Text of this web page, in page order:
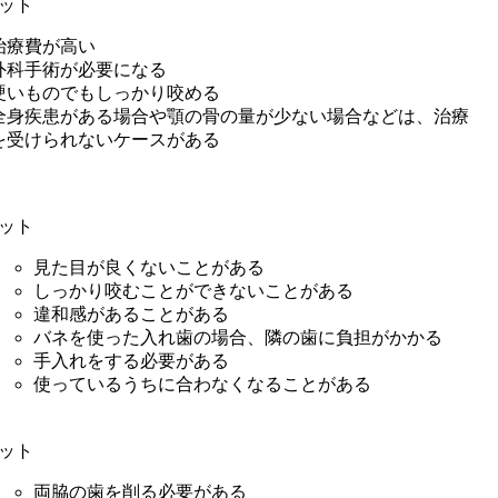
ト
療費が高い
科手術が必要になる
いものでもしっかり咬める
身疾患がある場合や顎の骨の量が少ない場合などは、治療
受けられないケースがある
ト
見た目が良くないことがある
しっかり咬むことができないことがある
違和感があることがある
バネを使った入れ歯の場合、隣の歯に負担がかかる
手入れをする必要がある
使っているうちに合わなくなることがある
ト
両脇の歯を削る必要がある